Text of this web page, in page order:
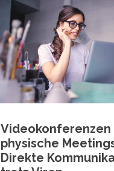
physische
Direkte